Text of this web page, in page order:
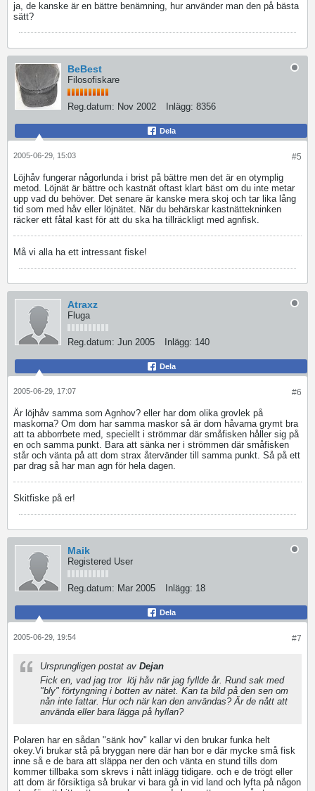
ja, de kanske är en bättre benämning, hur använder man den på bästa
sätt?
BeBest
Filosofiskare
Reg.datum: Nov 2002 Inlägg: 8356
Dela
#5
2005-06-29, 15:03
Löjhåv fungerar någorlunda i brist på bättre men det är en otymplig
metod. Löjnät är bättre och kastnät oftast klart bäst om du inte metar
upp vad du behöver. Det senare är kanske mera skoj och tar lika lång
tid som med håv eller löjnätet. När du behärskar kastnättekninken
räcker ett fåtal kast för att du ska ha tillräckligt med agnfisk.
Må vi alla ha ett intressant fiske!
Atraxz
Fluga
Reg.datum: Jun 2005 Inlägg: 140
Dela
#6
2005-06-29, 17:07
Är löjhåv samma som Agnhov? eller har dom olika grovlek på
maskorna? Om dom har samma maskor så är dom håvarna grymt bra
att ta abborrbete med, speciellt i strömmar där småfisken håller sig på
en och samma punkt. Bara att sänka ner i strömmen där småfisken
står och vänta på att dom strax återvänder till samma punkt. Så på ett
par drag så har man agn för hela dagen.
Skitfiske på er!
Maik
Registered User
Reg.datum: Mar 2005 Inlägg: 18
Dela
#7
2005-06-29, 19:54
Ursprungligen postat av Dejan
Fick en, vad jag tror löj håv när jag fyllde år. Rund sak med
"bly" förtyngning i botten av nätet. Kan ta bild på den sen om
nån inte fattar. Hur och när kan den användas? Är de nått att
använda eller bara lägga på hyllan?
Polaren har en sådan "sänk hov" kallar vi den brukar funka helt
okey.Vi brukar stå på bryggan nere där han bor e där mycke små fisk
inne så e de bara att släppa ner den och vänta en stund tills dom
kommer tillbaka som skrevs i nått inlägg tidigare. och e de trögt eller
att dom är försiktiga så brukar vi bara gå in vid land och lyfta på någon